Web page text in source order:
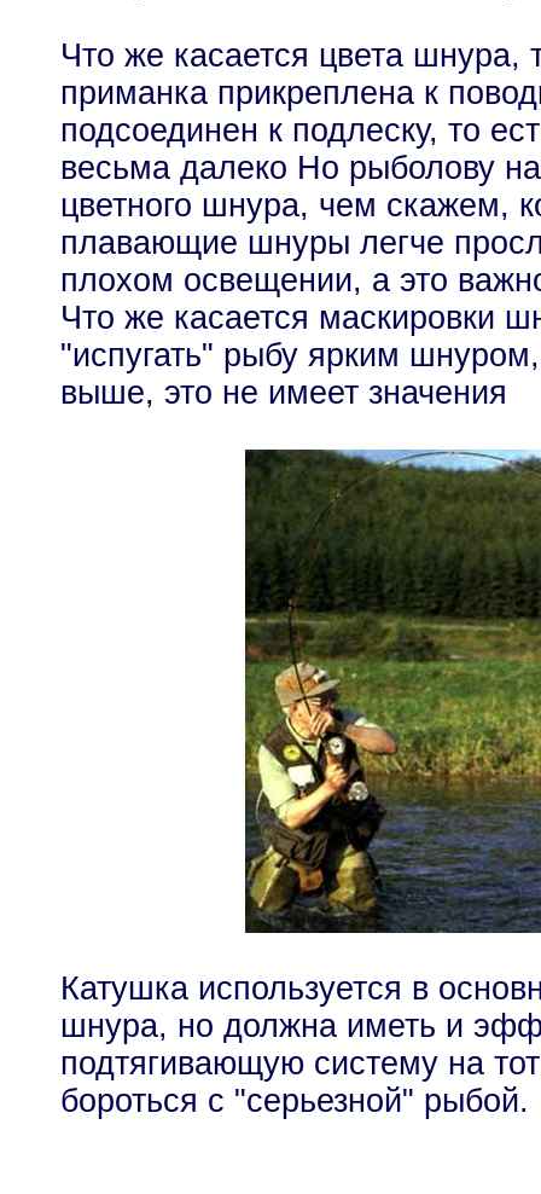
Что же касается цвета шнура,
приманка прикреплена к
подсоединен к подлеску, то
весьма далеко Но рыболову
цветного шнура, чем скажем,
плавающие шнуры легче
плохом освещении, а это
Что же касается маскировки
"испугать" рыбу ярким
выше, это не имеет значения
Катушка используется в
шнура, но должна иметь и
подтягивающую систему на
бороться с "серьезной" рыбой.